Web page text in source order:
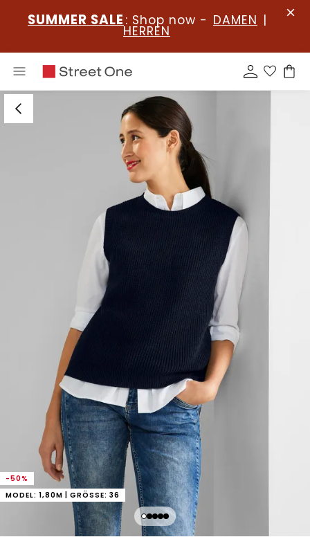
SUMMER SALE : Shop now - DAMEN |
HERREN
-50%
MODEL: 1,80M | GRÖSSE: 36